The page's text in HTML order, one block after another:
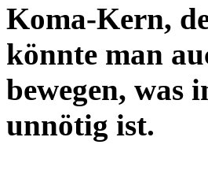
Koma-Kern,
könnte man
bewegen, was
unnötig